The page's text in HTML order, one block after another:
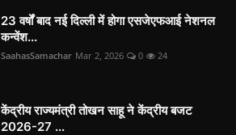
23 वर्षों बाद नई दिल्ली में होगा एसजेएफआई नेशनल
कन्वेंश...
SaahasSamachar Mar 2, 2026 0 24
केंद्रीय राज्यमंत्री तोखन साहू ने केंद्रीय बजट
2026-27 ...